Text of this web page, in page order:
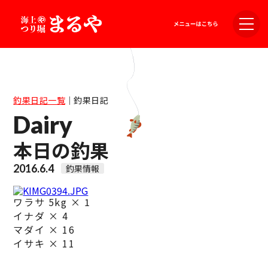
釣果日記一覧｜釣果日記
Dairy
本日の釣果
2016.6.4 釣果情報
ワラサ 5kg × 1
イナダ × 4
マダイ × 16
イサキ × 11